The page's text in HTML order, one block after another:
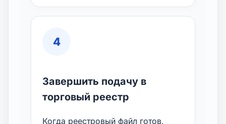
4
Завершить подачу в
торговый реестр
Когда реестровый файл готов,